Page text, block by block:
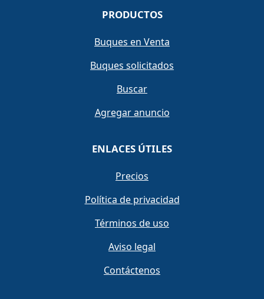
PRODUCTOS
Buques en Venta
Buques solicitados
Buscar
Agregar anuncio
ENLACES ÚTILES
Precios
Política de privacidad
Términos de uso
Aviso legal
Contáctenos